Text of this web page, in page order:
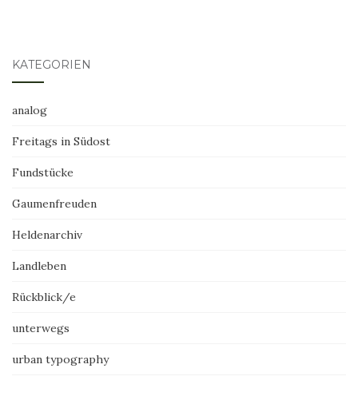
KATEGORIEN
analog
Freitags in Südost
Fundstücke
Gaumenfreuden
Heldenarchiv
Landleben
Rückblick/e
unterwegs
urban typography